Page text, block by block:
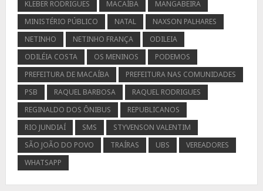
KLEBER RODRIGUES MACAÍBA
MANGABEIRA
MINISTÉRIO PÚBLICO
NATAL
NAXSON PALHARES
NETINHO
NETINHO FRANÇA
ODILEIA
ODILÉIA COSTA
OS MENINOS
PODEMOS
PREFEITURA DE MACAÍBA
PREFEITURA NAS COMUNIDADES
PSB
RAQUEL BARBOSA
RAQUEL RODRIGUES
REGINALDO DOS ÔNIBUS
REPUBLICANOS
RIO JUNDIAÍ
SMS
STYVENSON VALENTIM
SÃO JOÃO DO POVO
TRAÍRAS UBS
VEREADORES
WHATSAPP